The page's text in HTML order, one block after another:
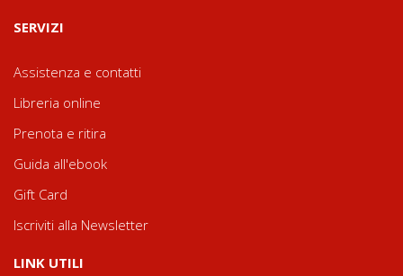
SERVIZI
Assistenza e contatti
Libreria online
Prenota e ritira
Guida all'ebook
Gift Card
Iscriviti alla Newsletter
LINK UTILI